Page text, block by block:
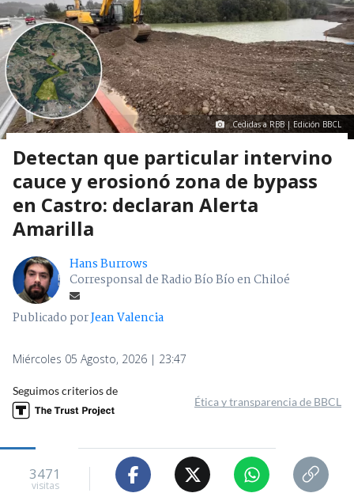
Cedidas a RBB | Edición BBCL
Detectan que particular intervino
cauce y erosionó zona de bypass
en Castro: declaran Alerta
Amarilla
Hans Burrows
Corresponsal de Radio Bío Bío en Chiloé
Publicado porJean Valencia
Miércoles 05 Agosto, 2026 | 23:47
Seguimos criterios de
Ética y transparencia de BBCL
3471
visitas